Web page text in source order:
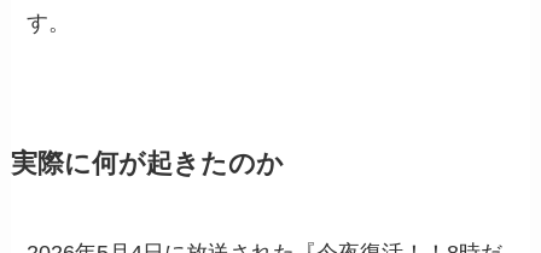
す。
実際に何が起きたのか